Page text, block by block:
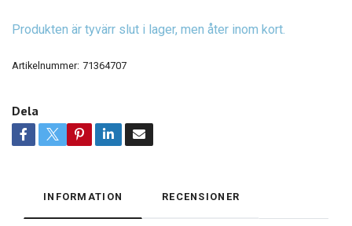
Produkten är tyvärr slut i lager, men åter inom kort.
Artikelnummer: 71364707
Dela
INFORMATION RECENSIONER